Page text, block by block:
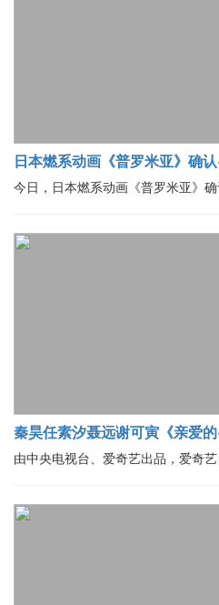
日本燃系动画《普罗米亚》确认
今日，日本燃系动画《普罗米亚》确
秦昊任素汐聂远谢可寅《亲爱的
由中央电视台、爱奇艺出品，爱奇艺